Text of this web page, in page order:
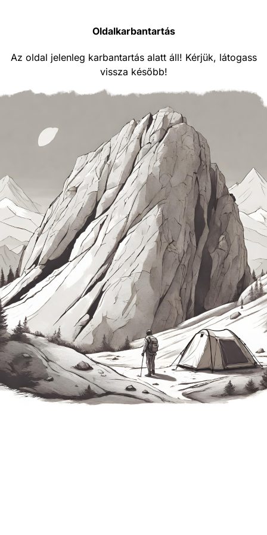
Oldalkarbantartás
Az oldal jelenleg karbantartás alatt áll! Kérjük, látogass
vissza később!